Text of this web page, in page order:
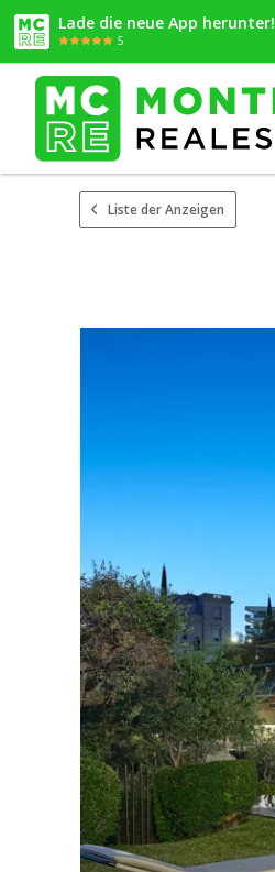
Lade die neue App herunter!
5
Liste der Anzeigen